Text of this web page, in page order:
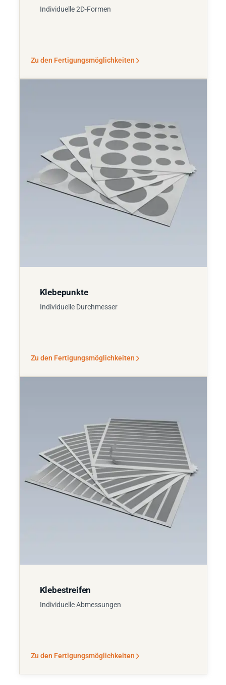
Individuelle 2D-Formen
Zu den Fertigungsmöglichkeiten
Klebepunkte
Individuelle Durchmesser
Zu den Fertigungsmöglichkeiten
Klebestreifen
Individuelle Abmessungen
Zu den Fertigungsmöglichkeiten